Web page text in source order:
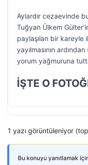
Aylardır cezaevinde
Tuğyan Ülkem
paylaşılan bir kareyle
yayılmasının
yorum yağmuruna
İŞTE O
1 yazı görüntüleniyor
Bu konuyu yanıtlamak